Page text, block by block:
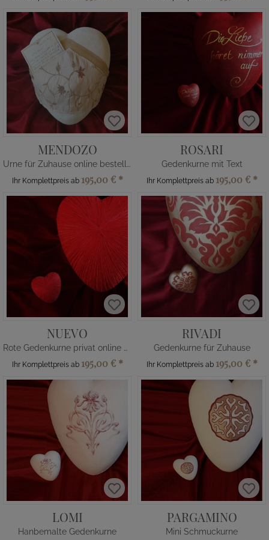
MENDOZO
Urne für Zuhause online bestellen
Ihr Komplettpreis ab 195,00 € *
ROSARI
Gedenkurne mit Text
Ihr Komplettpreis ab 195,00 € *
NUEVO
Rote Gedenkurne privat online bestellen
Ihr Komplettpreis ab 195,00 € *
RIVADI
Gedenkurne für Zuhause
Ihr Komplettpreis ab 195,00 € *
LOMI
Hanbemalte Gedenkurne
PARGAMINO
Mini Schmuckurne